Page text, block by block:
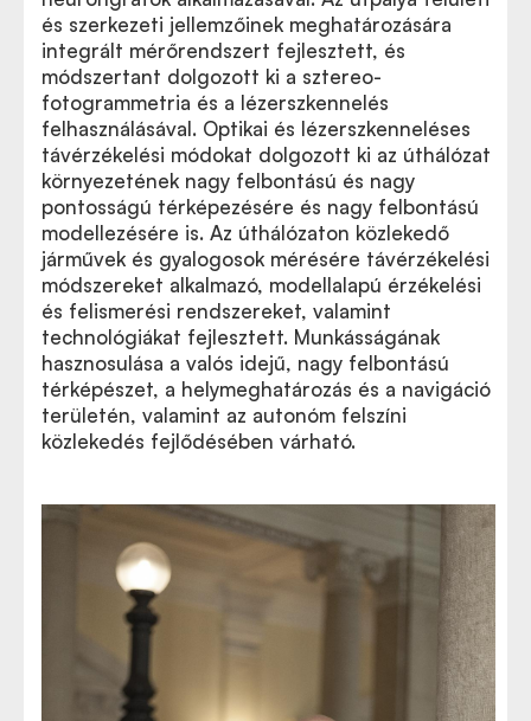
és szerkezeti jellemzőinek meghatározására
integrált mérőrendszert fejlesztett, és
módszertant dolgozott ki a sztereo-
fotogrammetria és a lézerszkennelés
felhasználásával. Optikai és lézerszkenneléses
távérzékelési módokat dolgozott ki az úthálózat
környezetének nagy felbontású és nagy
pontosságú térképezésére és nagy felbontású
modellezésére is. Az úthálózaton közlekedő
járművek és gyalogosok mérésére távérzékelési
módszereket alkalmazó, modellalapú érzékelési
és felismerési rendszereket, valamint
technológiákat fejlesztett. Munkásságának
hasznosulása a valós idejű, nagy felbontású
térképészet, a helymeghatározás és a navigáció
területén, valamint az autonóm felszíni
közlekedés fejlődésében várható.